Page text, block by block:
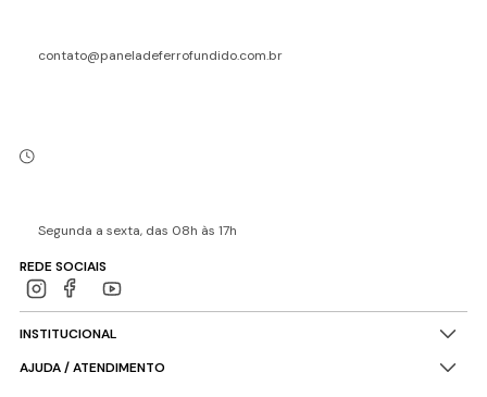
contato@paneladeferrofundido.com.br
Segunda a sexta, das 08h às 17h
REDE SOCIAIS
INSTITUCIONAL
AJUDA / ATENDIMENTO